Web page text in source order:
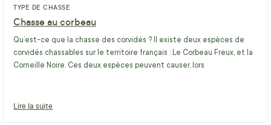
TYPE DE CHASSE
Chasse au corbeau
Qu’est-ce que la chasse des corvidés ? Il existe deux espèces de
corvidés chassables sur le territoire français : Le Corbeau Freux, et la
Corneille Noire. Ces deux espèces peuvent causer, lors
Lire la suite